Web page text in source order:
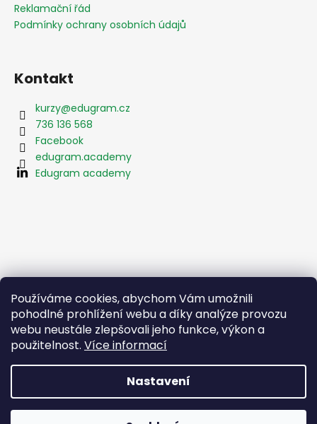
Používáme cookies, abychom Vám umožnili
pohodlné prohlížení webu a díky analýze provozu
webu neustále zlepšovali jeho funkce, výkon a
použitelnost. Více informací
Nastavení
Reklamační řád
Podmínky ochrany osobních údajů
Kontakt
kurzy@edugram.cz
736 136 568
Facebook
edugram.academy
Edugram academy